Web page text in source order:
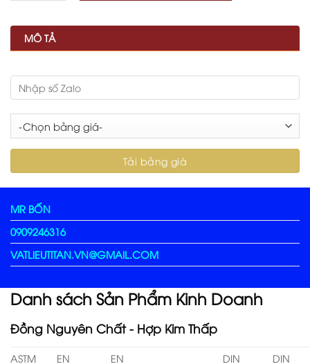
MÔ TẢ
MR BỐN
0909246316
VATLIEUTITAN.VN@GMAIL.COM
Danh sách Sản Phẩm Kinh Doanh
Đồng Nguyên Chất - Hợp Kim Thấp
ASTM EN EN DIN
DIN